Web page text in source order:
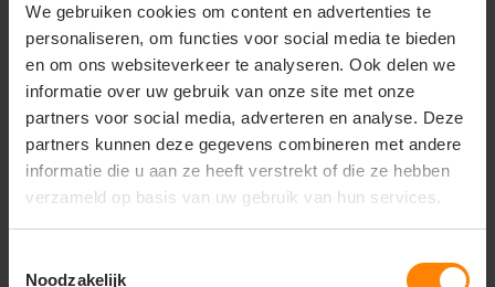
We gebruiken cookies om content en advertenties te
personaliseren, om functies voor social media te bieden
en om ons websiteverkeer te analyseren. Ook delen we
informatie over uw gebruik van onze site met onze
partners voor social media, adverteren en analyse. Deze
partners kunnen deze gegevens combineren met andere
informatie die u aan ze heeft verstrekt of die ze hebben
verzameld op basis van uw gebruik van hun services.
Noodzakelijk
Verstelbare kniezakken met klep en opening aan
de bovenzijde. De naden naar onderen gericht,
zodat lasspatten zich niet vasthechten.
Contraststiksels. Gecertificeerd in combinatie met
kniebeschermertype large in overeenstemming
met EN 14404-3.
Onder voorbehoud van productveranderingen.
Opmerkingen
Maatschema: K1 – De omvang van de taille wordt